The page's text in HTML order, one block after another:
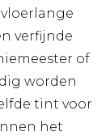
verfijnde
of
worden
tint voor
het